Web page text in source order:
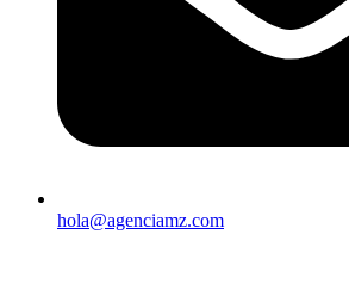
hola@agenciamz.com